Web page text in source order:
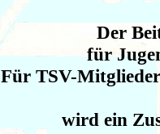
Der
für
Für TSV-
wird ein